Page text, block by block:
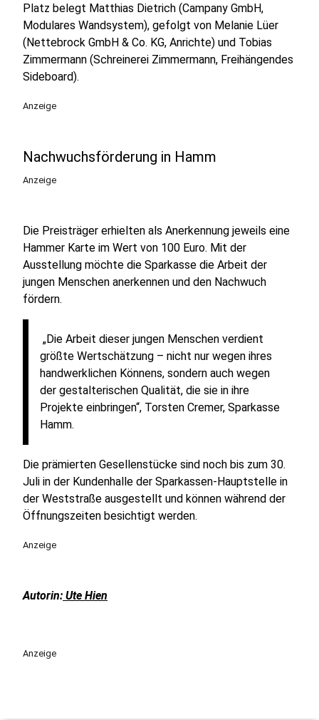
Platz belegt Matthias Dietrich (Campany GmbH,
Modulares Wandsystem), gefolgt von Melanie Lüer
(Nettebrock GmbH & Co. KG, Anrichte) und Tobias
Zimmermann (Schreinerei Zimmermann, Freihängendes
Sideboard).
Anzeige
Nachwuchsförderung in Hamm
Anzeige
Die Preisträger erhielten als Anerkennung jeweils eine
Hammer Karte im Wert von 100 Euro. Mit der
Ausstellung möchte die Sparkasse die Arbeit der
jungen Menschen anerkennen und den Nachwuch
fördern.
„Die Arbeit dieser jungen Menschen verdient
größte Wertschätzung – nicht nur wegen ihres
handwerklichen Könnens, sondern auch wegen
der gestalterischen Qualität, die sie in ihre
Projekte einbringen“, Torsten Cremer, Sparkasse
Hamm.
Die prämierten Gesellenstücke sind noch bis zum 30.
Juli in der Kundenhalle der Sparkassen-Hauptstelle in
der Weststraße ausgestellt und können während der
Öffnungszeiten besichtigt werden.
Anzeige
Autorin: Ute Hien
Anzeige